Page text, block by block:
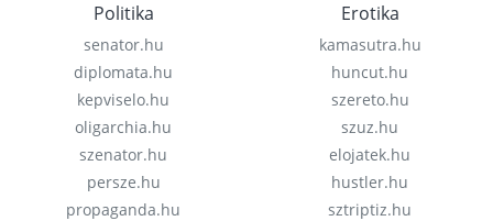
Politika
senator.hu
diplomata.hu
kepviselo.hu
oligarchia.hu
szenator.hu
persze.hu
propaganda.hu
Erotika
kamasutra.hu
huncut.hu
szereto.hu
szuz.hu
elojatek.hu
hustler.hu
sztriptiz.hu